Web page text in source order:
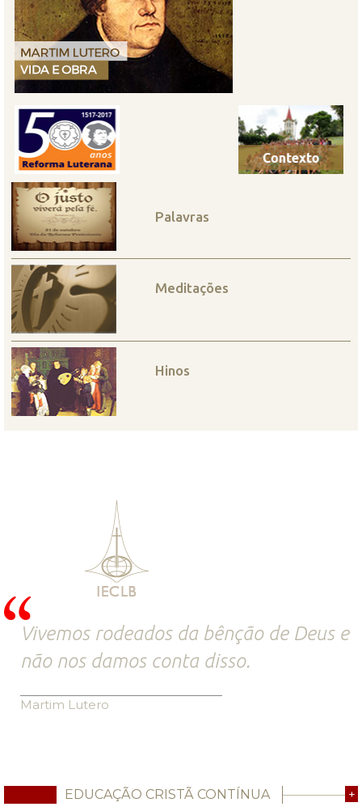
Palavras
Meditações
Hinos
Vivemos rodeados da bênção de Deus e
não nos damos conta disso.
Martim Lutero
EDUCAÇÃO CRISTÃ CONTÍNUA +